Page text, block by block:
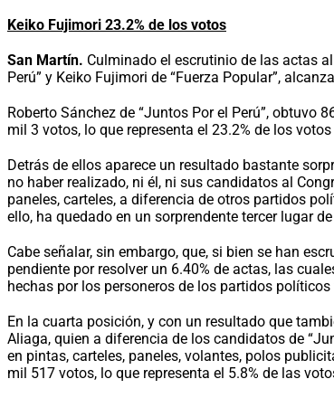
Keiko Fujimori 23.2% de los votos
San Martín. Culminado el escrutinio de las actas
Perú” y Keiko Fujimori de “Fuerza Popular”,
Roberto Sánchez de “Juntos Por el Perú”, obtuvo
mil 3 votos, lo que representa el 23.2% de los
Detrás de ellos aparece un resultado bastante
no haber realizado, ni él, ni sus candidatos al
paneles, carteles, a diferencia de otros partidos
ello, ha quedado en un sorprendente tercer lugar
Cabe señalar, sin embargo, que, si bien se han
pendiente por resolver un 6.40% de actas, las
hechas por los personeros de los partidos
En la cuarta posición, y con un resultado que
Aliaga, quien a diferencia de los candidatos de
en pintas, carteles, paneles, volantes, polos
mil 517 votos, lo que representa el 5.8% de las